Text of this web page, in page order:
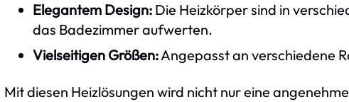
Elegantem Design: Die Heizkörper sind in
das Badezimmer aufwerten.
Vielseitigen Größen:Angepasst an verschiedene
Mit diesen Heizlösungen wird nicht nur eine